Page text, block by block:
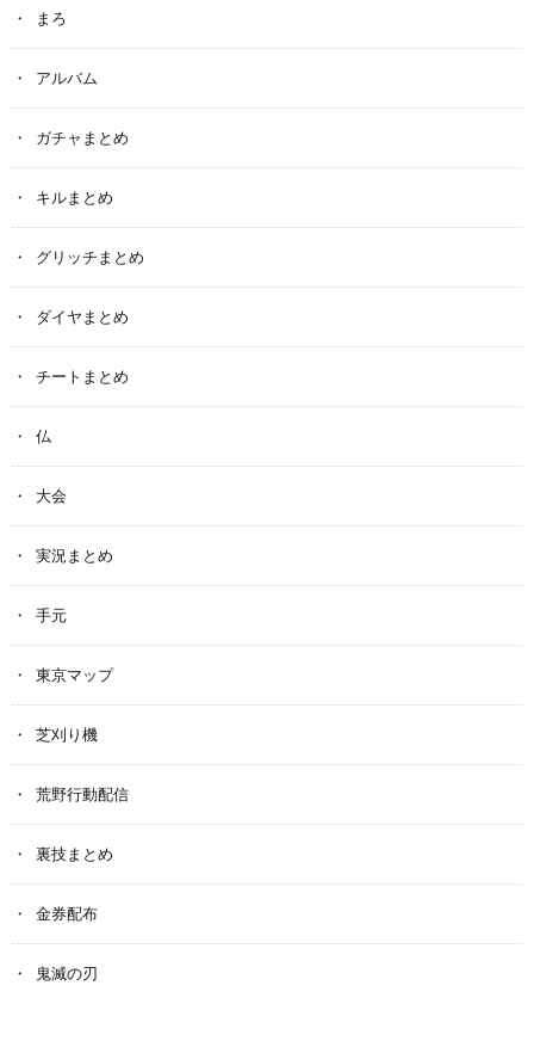
まろ
アルバム
ガチャまとめ
キルまとめ
グリッチまとめ
ダイヤまとめ
チートまとめ
仏
大会
実況まとめ
手元
東京マップ
芝刈り機
荒野行動配信
裏技まとめ
金券配布
鬼滅の刃